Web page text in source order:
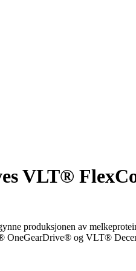
VLT®
produksjonen av
OneGearDrive® og VLT®